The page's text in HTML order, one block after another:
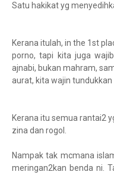
Satu hakikat yg
Kerana itulah, in the 1st
porno, tapi kita juga
ajnabi, bukan mahram,
aurat, kita wajin tundukkan
Kerana itu semua rantai2
zina dan rogol.
Nampak tak mcmana
meringan2kan benda ni.